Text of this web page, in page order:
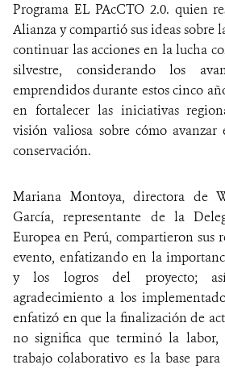
Programa EL PAcCTO 2.0. quien
Alianza y compartió sus ideas sobre
continuar las acciones en la lucha
silvestre, considerando los
emprendidos durante estos cinco
en fortalecer las iniciativas
visión valiosa sobre cómo avanzar
conservación.
Mariana Montoya, directora de
García, representante de la
Europea en Perú, compartieron sus
evento, enfatizando en la
y los logros del proyecto;
agradecimiento a los
enfatizó en que la finalización de
no significa que terminó la
trabajo colaborativo es la base